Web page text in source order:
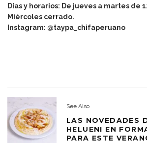
Días y horarios: De jueves a martes de
Miércoles cerrado.
Instagram: @taypa_chifaperuano
See Also
LAS NOVEDADES
HELUENI EN
PARA ESTE